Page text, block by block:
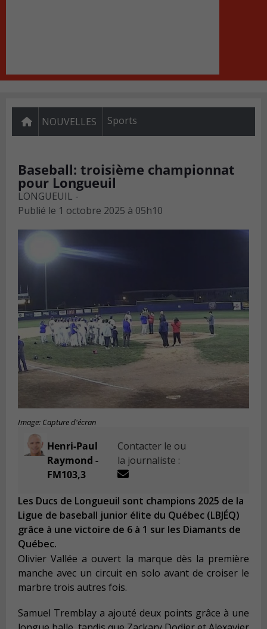
NOUVELLES Sports
Baseball: troisième championnat
pour Longueuil
LONGUEUIL -
Publié le 1 octobre 2025 à 05h10
Image: Capture d'écran
Henri-Paul
Raymond -
FM103,3
Contacter le ou
la journaliste :
Les Ducs de Longueuil sont champions 2025 de la
Ligue de baseball junior élite du Québec (LBJÉQ)
grâce à une victoire de 6 à 1 sur les Diamants de
Québec.
Olivier Vallée a ouvert la marque dès la première
manche avec un circuit en solo avant de croiser le
marbre trois autres fois.
Samuel Tremblay a ajouté deux points grâce à une